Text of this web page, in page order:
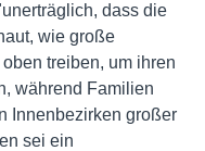
dass die
wie große
treiben, um ihren
während Familien
Innenbezirken großer
sei ein